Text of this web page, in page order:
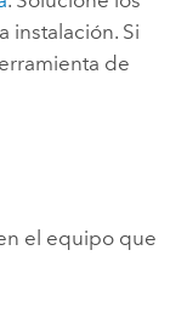
instalación. Si
de
el equipo que